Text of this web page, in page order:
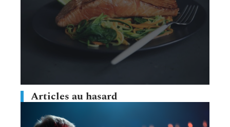
Articles au hasard